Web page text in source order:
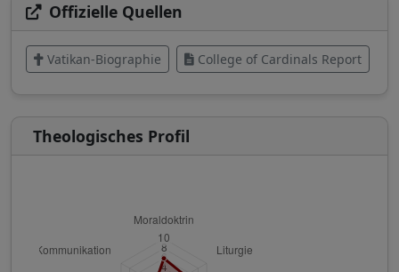
Offizielle Quellen
Vatikan-Biographie College of Cardinals Report
Theologisches Profil